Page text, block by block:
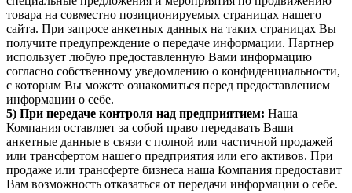
товара на совместно позиционируемых страницах нашего
сайта. При запросе анкетных данных на таких страницах Вы
получите предупреждение о передаче информации. Партнер
использует любую предоставленную Вами информацию
согласно собственному уведомлению о конфиденциальности,
с которым Вы можете ознакомиться перед предоставлением
информации о себе.
5) При передаче контроля над предприятием: Наша
Компания оставляет за собой право передавать Ваши
анкетные данные в связи с полной или частичной продажей
или трансфертом нашего предприятия или его активов. При
продаже или трансферте бизнеса наша Компания предоставит
Вам возможность отказаться от передачи информации о себе.